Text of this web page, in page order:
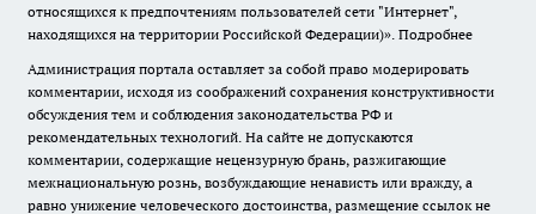
относящихся к предпочтениям пользователей сети "Интернет",
находящихся на территории Российской Федерации)». Подробнее
Администрация портала оставляет за собой право модерировать
комментарии, исходя из соображений сохранения конструктивности
обсуждения тем и соблюдения законодательства РФ и
рекомендательных технологий. На сайте не допускаются
комментарии, содержащие нецензурную брань, разжигающие
межнациональную рознь, возбуждающие ненависть или вражду, а
равно унижение человеческого достоинства, размещение ссылок не